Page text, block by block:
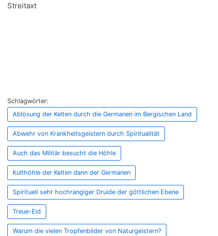
Streitaxt
Schlagwörter:
Ablösung der Kelten durch die Germanen im Bergischen Land
Abwehr von Krankheitsgeistern durch Spiritualität
Auch das Militär besucht die Höhle
Kulthöhle der Kelten dann der Germanen
Spirituell sehr hochrangiger Druide der göttlichen Ebene
Treue-Eid
Warum die vielen Tropfenbilder von Naturgeistern?